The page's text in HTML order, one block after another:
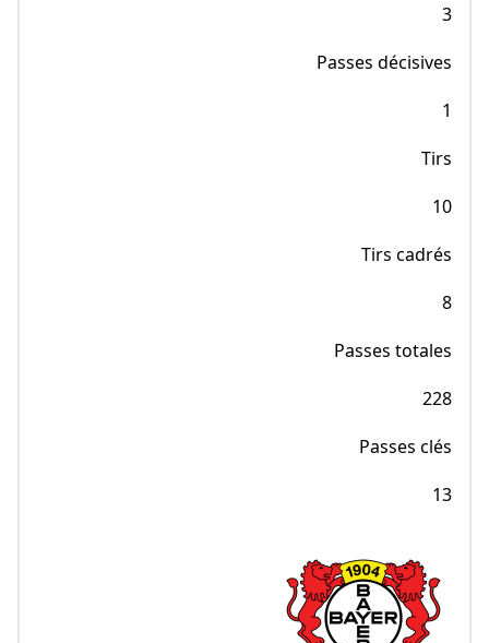
3
Passes décisives
1
Tirs
10
Tirs cadrés
8
Passes totales
228
Passes clés
13